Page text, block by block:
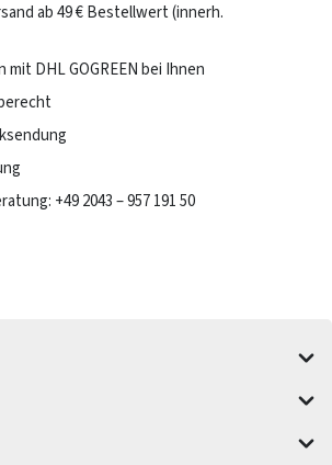
ab 49 € Bestellwert (innerh.
mit DHL GOGREEN bei Ihnen
+49 2043 – 957 191 50